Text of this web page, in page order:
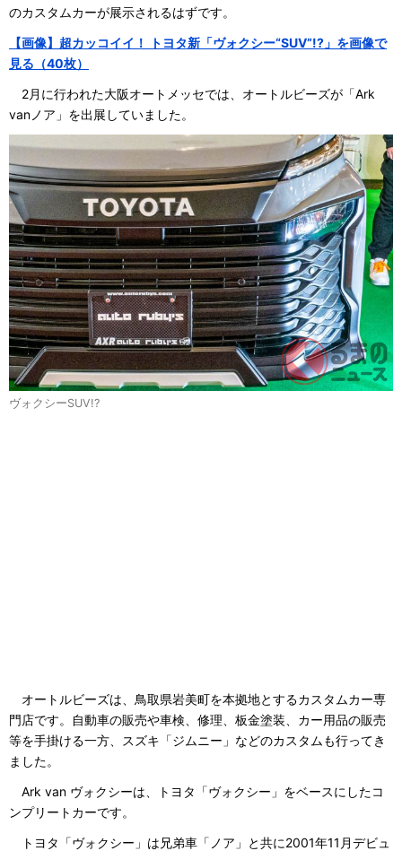
のカスタムカーが展示されるはずです。
【画像】超カッコイイ！ トヨタ新「ヴォクシー“SUV”!?」を画像で
見る（40枚）
2月に行われた大阪オートメッセでは、オートルビーズが「Ark
vanノア」を出展していました。
ヴォクシーSUV!?
オートルビーズは、鳥取県岩美町を本拠地とするカスタムカー専
門店です。自動車の販売や車検、修理、板金塗装、カー用品の販売
等を手掛ける一方、スズキ「ジムニー」などのカスタムも行ってき
ました。
Ark van ヴォクシーは、トヨタ「ヴォクシー」をベースにしたコ
ンプリートカーです。
トヨタ「ヴォクシー」は兄弟車「ノア」と共に2001年11月デビュ